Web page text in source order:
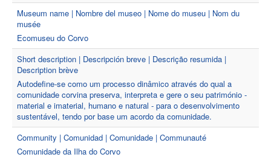
Museum name | Nombre del museo | Nome do museu | Nom du
musée
Ecomuseu do Corvo
Short description | Descripción breve | Descrição resumida |
Description brève
Autodefine-se como um processo dinâmico através do qual a
comunidade corvina preserva, interpreta e gere o seu património -
material e imaterial, humano e natural - para o desenvolvimento
sustentável, tendo por base um acordo da comunidade.
Community | Comunidad | Comunidade | Communauté
Comunidade da Ilha do Corvo